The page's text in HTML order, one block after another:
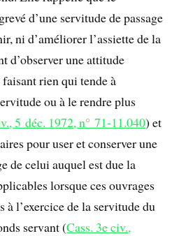
d’une servitude de passage
ni d’améliorer l’assiette de la
d’observer une attitude
rien qui tende à
ou à le rendre plus
5 déc. 1972, n° 71-11.040) et
pour user et conserver une
de celui auquel est due la
lorsque ces ouvrages
à l’exercice de la servitude du
servant (Cass. 3e civ.,